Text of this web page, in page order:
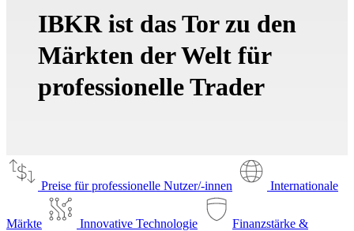
IBKR ist das Tor zu den
Märkten der Welt für
professionelle Trader
Preise für professionelle Nutzer/-innen Internationale
Märkte Innovative Technologie Finanzstärke &